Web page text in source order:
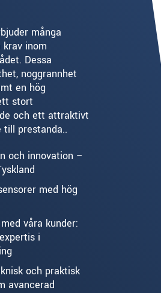
många
inom
Dessa
noggrannhet
en hög
stort
och ett attraktivt
till prestanda..
och innovation –
med hög
våra kunder:
i
och praktisk
avancerad